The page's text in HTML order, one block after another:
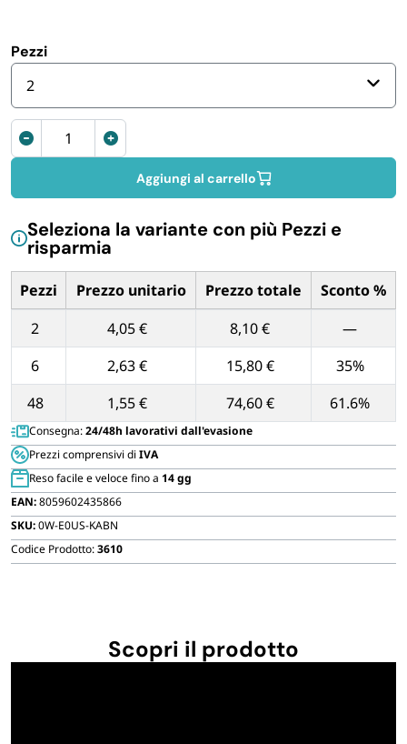
BIODEGRADABILE
Pezzi
2
Rotoli
Sottovuoto
mm
quantità
Aggiungi al carrello
Seleziona la variante con più Pezzi e
risparmia
Tabella dei prezzi unitari in base alla quantità di Pezzi
Pezzi Prezzo unitario Prezzo totale
Sconto %
2
4,05 € 8,10 €
—
6
2,63 € 15,80 €
35%
48
1,55 € 74,60 € 61.6%
Consegna:24/48h lavorativi dall'evasione
Prezzi comprensivi di IVA
Reso facile e veloce fino a 14 gg
EAN:8059602435866
SKU:0W-E0US-KABN
Codice Prodotto:3610
Scopri il prodotto